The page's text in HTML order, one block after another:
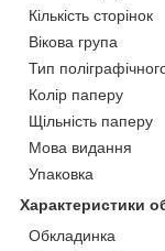
Кількість сторінок
Вікова група
Тип
Колір паперу
Щільність паперу
Мова видання
Упаковка
Характеристики
Обкладинка